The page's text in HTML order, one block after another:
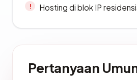
Hosting di blok IP
Pertanyaan